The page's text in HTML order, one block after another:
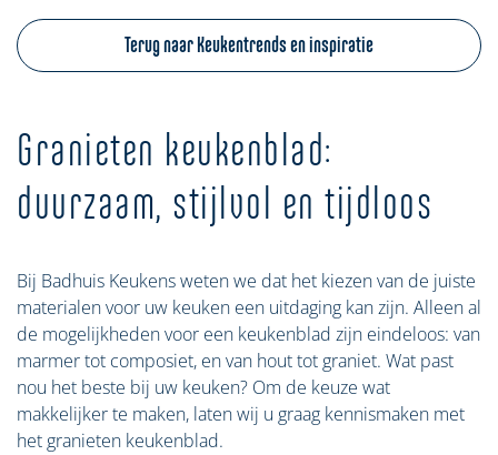
Terug naar Keukentrends en inspiratie
Granieten keukenblad:
duurzaam, stijlvol en tijdloos
Bij Badhuis Keukens weten we dat het kiezen van de juiste
materialen voor uw keuken een uitdaging kan zijn. Alleen al
de mogelijkheden voor een keukenblad zijn eindeloos: van
marmer tot composiet, en van hout tot graniet. Wat past
nou het beste bij uw keuken? Om de keuze wat
makkelijker te maken, laten wij u graag kennismaken met
het granieten keukenblad.